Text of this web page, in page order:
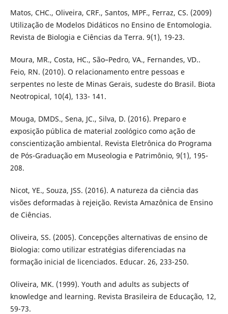
Matos, CHC., Oliveira, CRF., Santos, MPF., Ferraz, CS. (2009)
Utilização de Modelos Didáticos no Ensino de Entomologia.
Revista de Biologia e Ciências da Terra. 9(1), 19-23.
Moura, MR., Costa, HC., São–Pedro, VA., Fernandes, VD..
Feio, RN. (2010). O relacionamento entre pessoas e
serpentes no leste de Minas Gerais, sudeste do Brasil. Biota
Neotropical, 10(4), 133- 141.
Mouga, DMDS., Sena, JC., Silva, D. (2016). Preparo e
exposição pública de material zoológico como ação de
conscientização ambiental. Revista Eletrônica do Programa
de Pós-Graduação em Museologia e Patrimônio, 9(1), 195-
208.
Nicot, YE., Souza, JSS. (2016). A natureza da ciência das
visões deformadas à rejeição. Revista Amazônica de Ensino
de Ciências.
Oliveira, SS. (2005). Concepções alternativas de ensino de
Biologia: como utilizar estratégias diferenciadas na
formação inicial de licenciados. Educar. 26, 233-250.
Oliveira, MK. (1999). Youth and adults as subjects of
knowledge and learning. Revista Brasileira de Educação, 12,
59-73.